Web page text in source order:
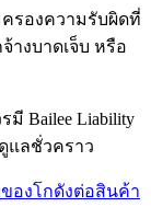
รองความรับผิดที่
างบาดเจ็บ หรือ
มี Bailee Liability
แลชั่วคราว
องโกดังต่อสินค้า